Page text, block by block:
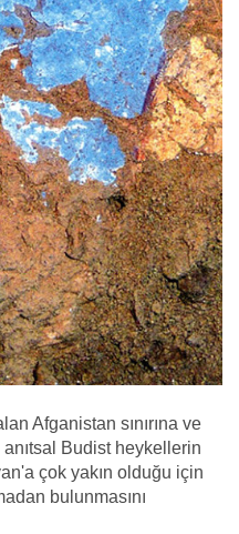
Afganistan sınırına ve
Budist heykellerin
çok yakın olduğu için
bulunmasını